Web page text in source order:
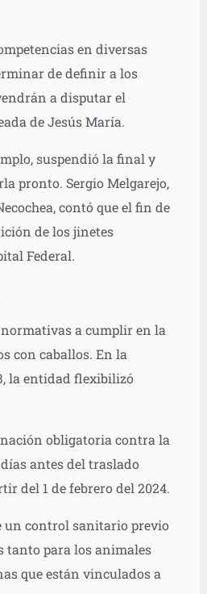
en diversas
de definir a los
a disputar el
de Jesús María.
suspendió la final y
pronto. Sergio Melgarejo,
contó que el fin de
de los jinetes
Federal.
a cumplir en la
con caballos. En la
la entidad flexibilizó
obligatoria contra la
antes del traslado
del 1 de febrero del 2024.
un control sanitario previo
tanto para los animales
que están vinculados a